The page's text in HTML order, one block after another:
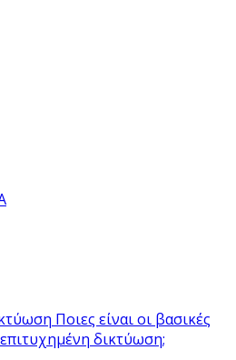
Ποιες είναι οι βασικές
δικτύωση;